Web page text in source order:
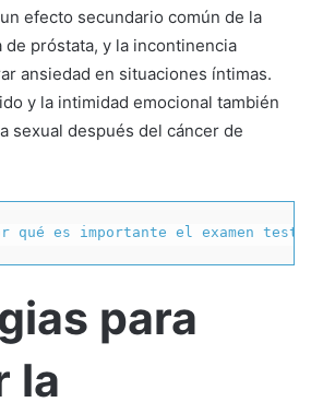
efecto secundario común de la
próstata, y la incontinencia
ansiedad en situaciones íntimas.
y la intimidad emocional también
sexual después del cáncer de
qué es importante el examen
para
la